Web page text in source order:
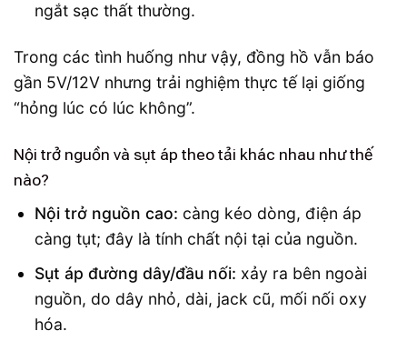
ngắt sạc thất thường.
Trong các tình huống như vậy, đồng hồ vẫn báo
gần 5V/12V nhưng trải nghiệm thực tế lại giống
“hỏng lúc có lúc không”.
Nội trở nguồn và sụt áp theo tải khác nhau như thế
nào?
Nội trở nguồn cao: càng kéo dòng, điện áp
càng tụt; đây là tính chất nội tại của nguồn.
Sụt áp đường dây/đầu nối: xảy ra bên ngoài
nguồn, do dây nhỏ, dài, jack cũ, mối nối oxy
hóa.